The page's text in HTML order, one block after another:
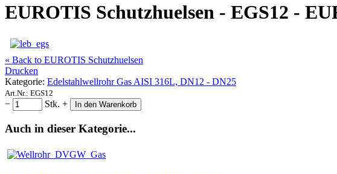
EUROTIS Schutzhuelsen - EGS12 -
« Back to EUROTIS Schutzhuelsen
Drucken
Kategorie: Edelstahlwellrohr Gas AISI 316L, DN12 - DN25
Art.Nr.: EGS12
− Stk. + In den Warenkorb
Auch in dieser Kategorie...